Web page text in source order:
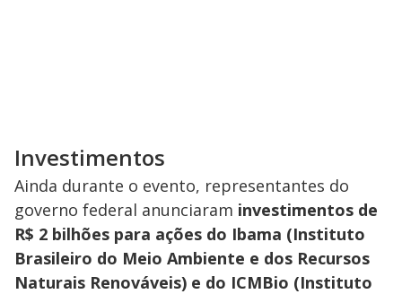
Investimentos
Ainda durante o evento, representantes do
governo federal anunciaram investimentos de
R$ 2 bilhões para ações do Ibama (Instituto
Brasileiro do Meio Ambiente e dos Recursos
Naturais Renováveis) e do ICMBio (Instituto